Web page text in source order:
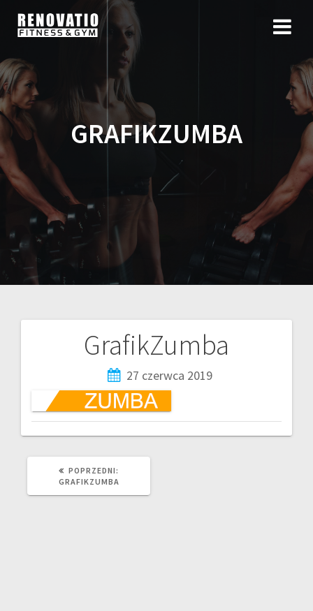
GRAFIKZUMBA
GrafikZumba
27 czerwca 2019
POPRZEDNI:
GRAFIKZUMBA